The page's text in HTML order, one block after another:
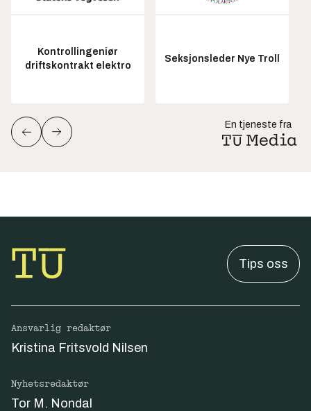
Kontrollingeniør
driftskontrakt elektro
Seksjonsleder Nye Troll
En tjeneste fra
Tips oss
Ansvarlig redaktør
Kristina Fritsvold Nilsen
Nyhetsredaktør
Tor M. Nondal